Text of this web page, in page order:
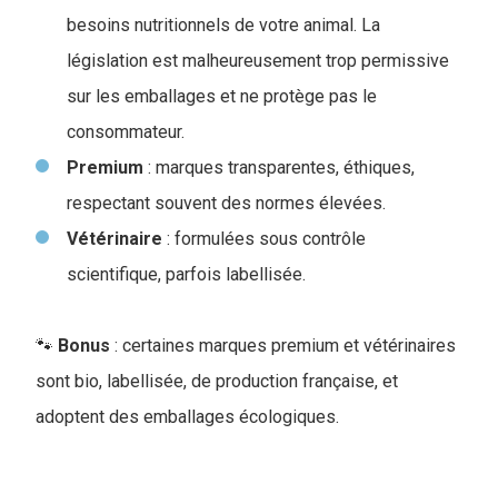
besoins nutritionnels de votre animal. La
législation est malheureusement trop permissive
sur les emballages et ne protège pas le
consommateur.
Premium : marques transparentes, éthiques,
respectant souvent des normes élevées.
Vétérinaire : formulées sous contrôle
scientifique, parfois labellisée.
🐾 Bonus : certaines marques premium et vétérinaires
sont bio, labellisée, de production française, et
adoptent des emballages écologiques.